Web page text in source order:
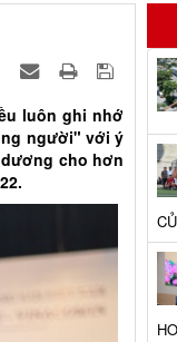
luôn ghi nhớ
người" với ý
dương cho hơn